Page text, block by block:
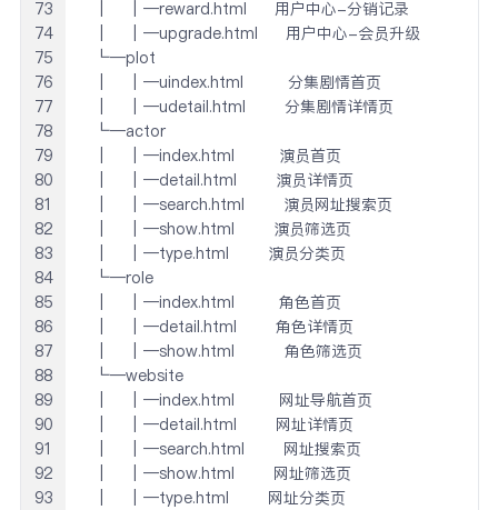
│   │─reward.html     用户中心-分销记录
│   │─upgrade.html     用户中心-会员升级
└─plot
│   │─uindex.html        分集剧情首页
│   │─udetail.html       分集剧情详情页
└─actor
│   │─index.html        演员首页
│   │─detail.html       演员详情页
│   │─search.html       演员网址搜索页
│   │─show.html       演员筛选页
│   │─type.html       演员分类页
└─role
│   │─index.html        角色首页
│   │─detail.html       角色详情页
│   │─show.html         角色筛选页
└─website
│   │─index.html        网址导航首页
│   │─detail.html       网址详情页
│   │─search.html       网址搜索页
│   │─show.html       网址筛选页
│   │─type.html       网址分类页
73
74
75
76
77
78
79
80
81
82
83
84
85
86
87
88
89
90
91
92
93